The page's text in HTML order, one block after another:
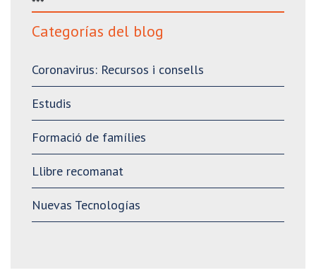
Categorías del blog
Coronavirus: Recursos i consells
Estudis
Formació de famílies
Llibre recomanat
Nuevas Tecnologías